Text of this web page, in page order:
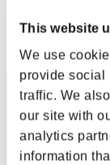
This website
We use
provide social
traffic. We
our site with
analytics
information
RANK
2